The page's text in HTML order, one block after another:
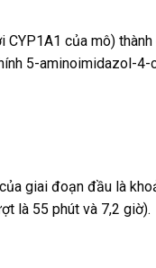
của mô)
5-aminoimidazol-4-
giai đoạn đầu là
là 55 phút và 7,2 giờ).